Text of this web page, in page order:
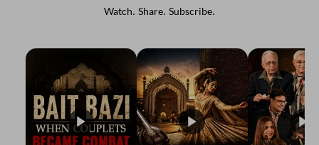
Watch. Share. Subscribe.